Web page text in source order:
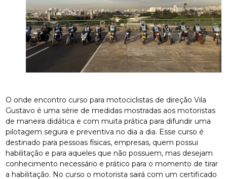
O onde encontro curso para motociclistas de direção Vila
Gustavo é uma série de medidas mostradas aos motoristas
de maneira didática e com muita prática para difundir uma
pilotagem segura e preventiva no dia a dia. Esse curso é
destinado para pessoas físicas, empresas, quem possui
habilitação e para aqueles que não possuem, mas desejam
conhecimento necessário e prático para o momento de tirar
a habilitação. No curso o motorista sairá com um certificado